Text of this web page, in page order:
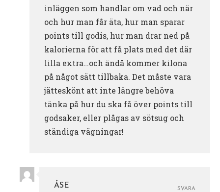
inläggen som handlar om vad och när
och hur man får äta, hur man sparar
points till godis, hur man drar ned på
kalorierna för att få plats med det där
lilla extra…och ändå kommer kilona
på något sätt tillbaka. Det måste vara
jätteskönt att inte längre behöva
tänka på hur du ska få över points till
godsaker, eller plågas av sötsug och
ständiga vägningar!
ÅSE
SVARA